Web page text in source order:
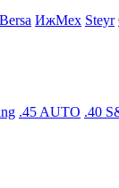
Bersa ИжМех Steyr
.45 AUTO .40